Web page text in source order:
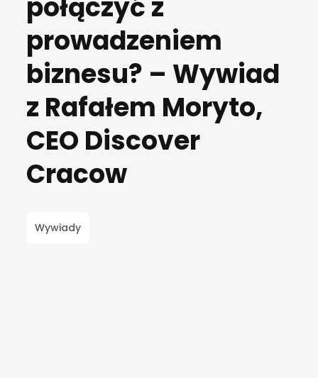
połączyć z
prowadzeniem
biznesu? – Wywiad
z Rafałem Moryto,
CEO Discover
Cracow
Wywiady